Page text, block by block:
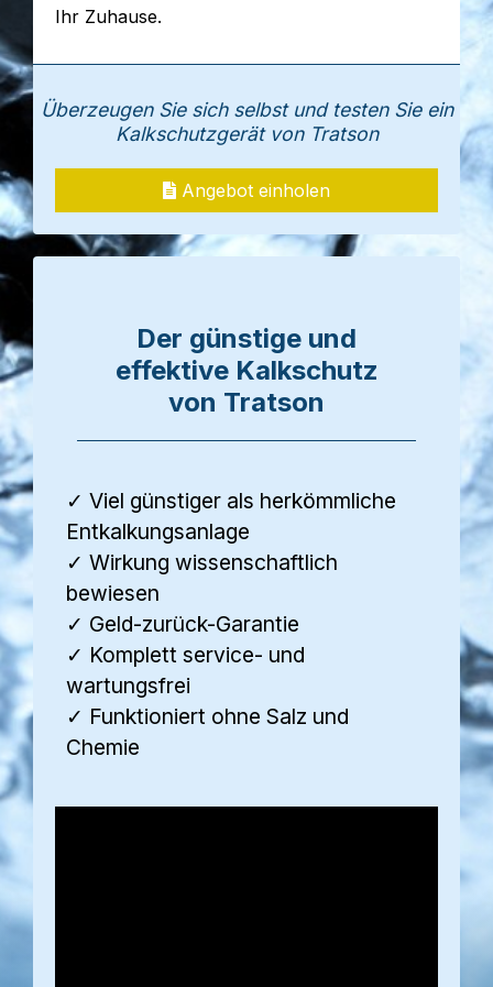
Ihr Zuhause.
Überzeugen Sie sich selbst und testen Sie ein
Kalkschutzgerät von Tratson
Angebot einholen
Der günstige und
effektive Kalkschutz
von Tratson
✓ Viel günstiger als herkömmliche
Entkalkungsanlage
✓ Wirkung wissenschaftlich
bewiesen
✓ Geld-zurück-Garantie
✓ Komplett service- und
wartungsfrei
✓ Funktioniert ohne Salz und
Chemie